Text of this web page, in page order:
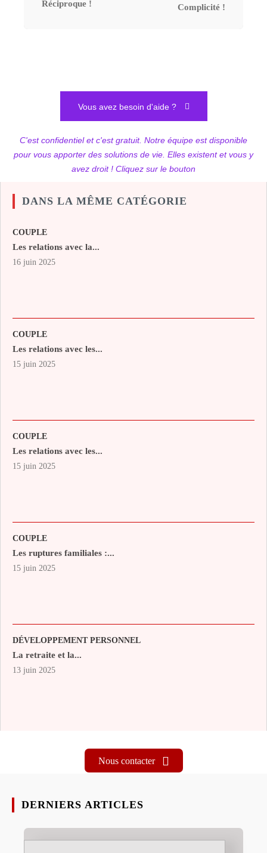
Réciproque !
Complicité !
Vous avez besoin d'aide ?
C'est confidentiel et c'est gratuit. Notre équipe est disponible
pour vous apporter des solutions de vie. Elles existent et vous y
avez droit ! Cliquez sur le bouton
DANS LA MÊME CATÉGORIE
COUPLE
Les relations avec la...
16 juin 2025
COUPLE
Les relations avec les...
15 juin 2025
COUPLE
Les relations avec les...
15 juin 2025
COUPLE
Les ruptures familiales :...
15 juin 2025
DÉVELOPPEMENT PERSONNEL
La retraite et la...
13 juin 2025
Nous contacter
DERNIERS ARTICLES